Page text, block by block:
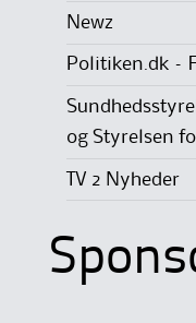
Newz
Politiken.dk –
og Styrelsen
TV 2 Nyheder